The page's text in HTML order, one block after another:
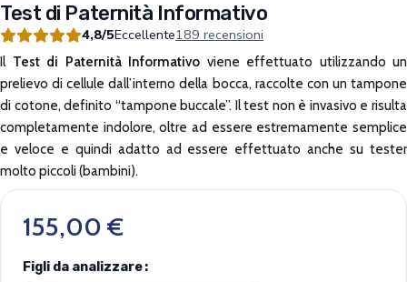
Test di Paternità Informativo
4,8/5Eccellente189 recensioni
Il Test di Paternità Informativo viene effettuato utilizzando un
prelievo di cellule dall’interno della bocca, raccolte con un tampone
di cotone, definito “tampone buccale”. Il test non è invasivo e risulta
completamente indolore, oltre ad essere estremamente semplice
e veloce e quindi adatto ad essere effettuato anche su tester
molto piccoli (bambini).
155,00 €
Figli da analizzare